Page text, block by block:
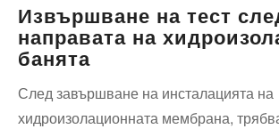
Извършване на тест
направата на
банята
След завършване на инсталацията на
хидроизолационната мембрана,